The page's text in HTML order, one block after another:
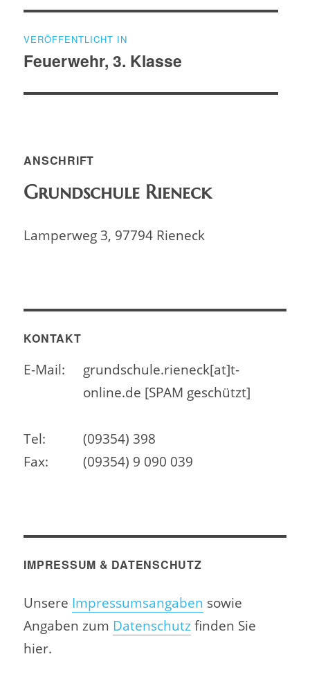
VERÖFFENTLICHT IN
Feuerwehr, 3. Klasse
ANSCHRIFT
Grundschule Rieneck
Lamperweg 3, 97794 Rieneck
KONTAKT
E-Mail:
grundschule.rieneck[at]t-
online.de [SPAM geschützt]
Tel:
(09354) 398
Fax:
(09354) 9 090 039
IMPRESSUM & DATENSCHUTZ
Unsere Impressumsangaben sowie
Angaben zum Datenschutzfinden Sie
hier.